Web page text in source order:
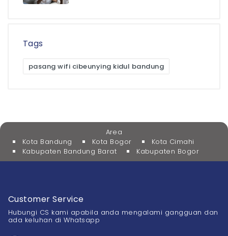
Tags
pasang wifi cibeunying kidul bandung
Area
Kota Bandung
Kota Bogor
Kota Cimahi
Kabupaten Bandung Barat
Kabupaten Bogor
Customer Service
Hubungi CS kami apabila anda mengalami gangguan dan
ada keluhan di Whatsapp